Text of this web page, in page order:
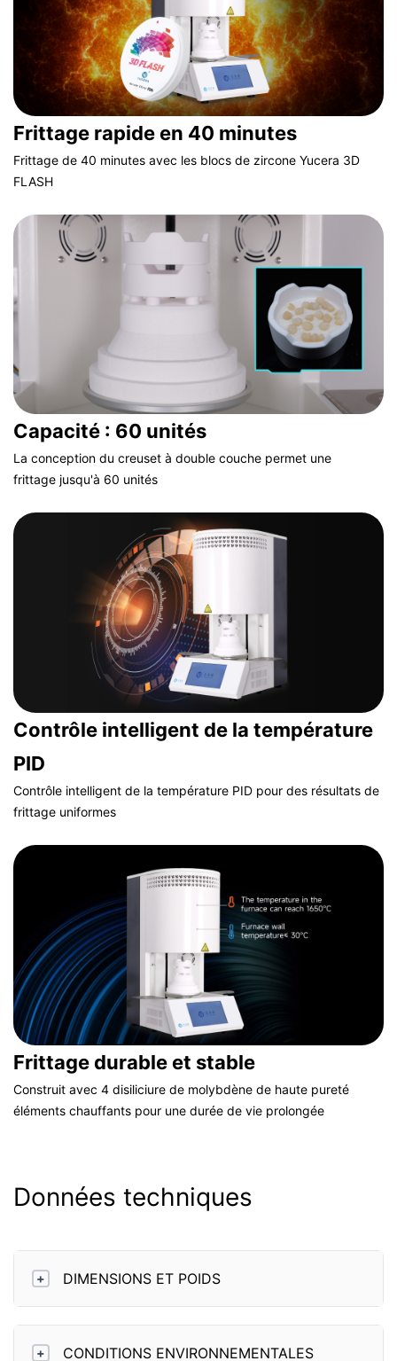
Frittage rapide en 40 minutes
Frittage de 40 minutes avec les blocs de zircone Yucera 3D
FLASH
Capacité : 60 unités
La conception du creuset à double couche permet une
frittage jusqu'à 60 unités
Contrôle intelligent de la température
PID
Contrôle intelligent de la température PID pour des résultats de
frittage uniformes
Frittage durable et stable
Construit avec 4 disiliciure de molybdène de haute pureté
éléments chauffants pour une durée de vie prolongée
Données techniques
+ DIMENSIONS ET POIDS
+ CONDITIONS ENVIRONNEMENTALES